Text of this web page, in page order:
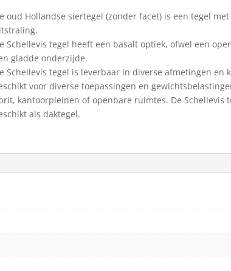
oud Hollandse siertegel (zonder facet) is een tegel
Schellevis tegel heeft een basalt optiek, ofwel een
gladde onderzijde.
Schellevis tegel is leverbaar in diverse afmetingen en
voor diverse toepassingen en
kantoorpleinen of openbare ruimtes. De Schellevis
als daktegel.